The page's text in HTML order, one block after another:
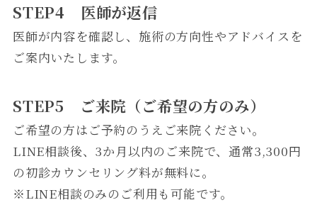
STEP4 医師が返信
医師が内容を確認し、施術の方向性やアドバイスを
ご案内いたします。
STEP5 ご来院（ご希望の方のみ）
ご希望の方はご予約のうえご来院ください。
LINE相談後、3か月以内のご来院で、通常3,300円
の初診カウンセリング料が無料に。
※LINE相談のみのご利用も可能です。